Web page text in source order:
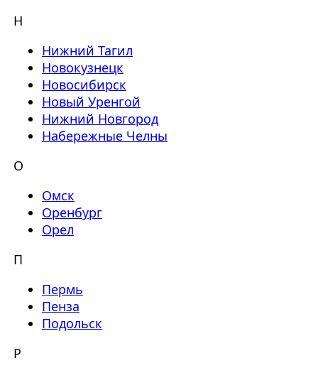
Н
Нижний Тагил
Новокузнецк
Новосибирск
Новый Уренгой
Нижний Новгород
Набережные Челны
О
Омск
Оренбург
Орел
П
Пермь
Пенза
Подольск
Р